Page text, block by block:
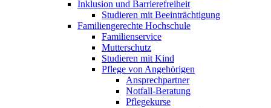
Inklusion und Barrierefreiheit
Studieren mit Beeinträchtigung
Familiengerechte Hochschule
Familienservice
Mutterschutz
Studieren mit Kind
Pflege von Angehörigen
Ansprechpartner
Notfall-Beratung
Pflegekurse